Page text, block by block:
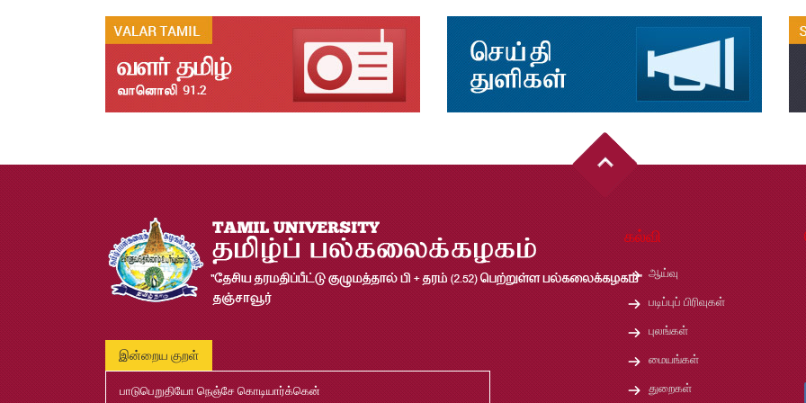
இன்றைய குறள்
பாடுபெறுதியோ நெஞ்சே கொடியார்க்கென்
கல்வி
ஆய்வு
படிப்புப் பிரிவுகள்
புலங்கள்
மையங்கள்
துறைகள்